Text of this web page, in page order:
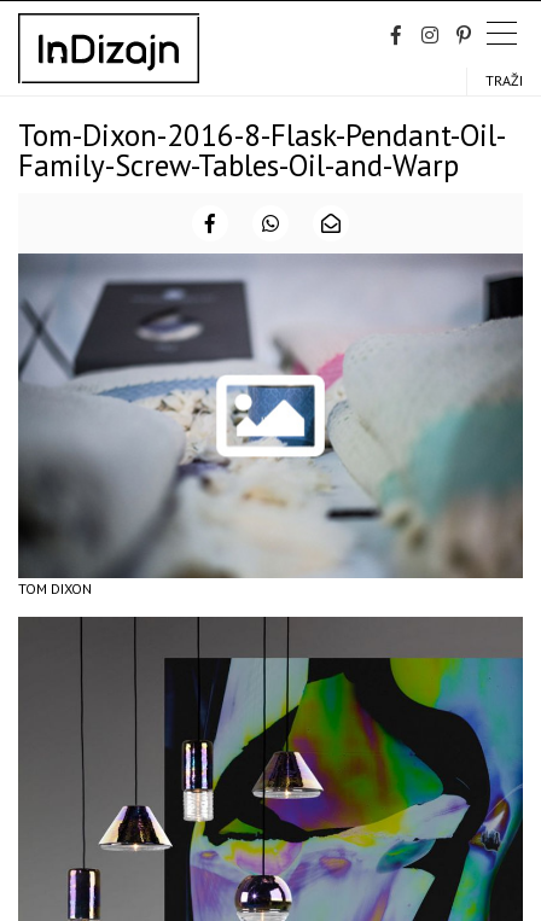
Skip
content
TRAŽI
Tom-Dixon-2016-8-Flask-Pendant-Oil-
Family-Screw-Tables-Oil-and-Warp
TOM DIXON